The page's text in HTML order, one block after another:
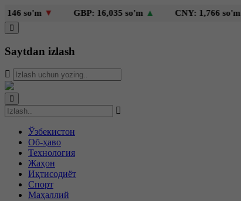
▼ GBP: 16,035 so'm▲ CNY: 1,766 so'm▲
Saytdan izlash
Ўзбекистон
Об-ҳаво
Технология
Жаҳон
Иқтисодиёт
Спорт
Маҳаллий